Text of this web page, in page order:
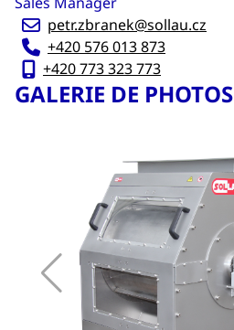
petr.zbranek@sollau.cz
+420 576 013 873
+420 773 323 773
GALERIE DE PHOTOS